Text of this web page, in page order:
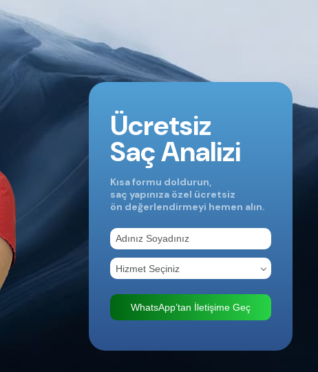
Ücretsiz
Saç Analizi
Kısa formu doldurun,
saç yapınıza özel ücretsiz
ön değerlendirmeyi hemen alın.
WhatsApp’tan İletişime Geç